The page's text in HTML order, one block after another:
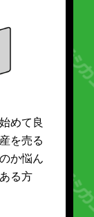
めて良
を売る
か悩ん
る方